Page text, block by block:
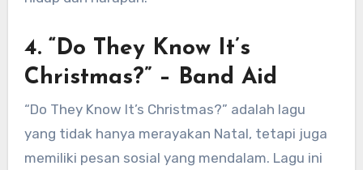
4. “Do They Know It’s
Christmas?” – Band Aid
“Do They Know It’s Christmas?” adalah lagu
yang tidak hanya merayakan Natal, tetapi juga
memiliki pesan sosial yang mendalam. Lagu ini